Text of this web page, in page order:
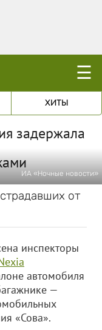
☰
ХИТЫ
задержала
ИА «Ночные новости»
от
инспекторы
автомобиля
—
«Сова».